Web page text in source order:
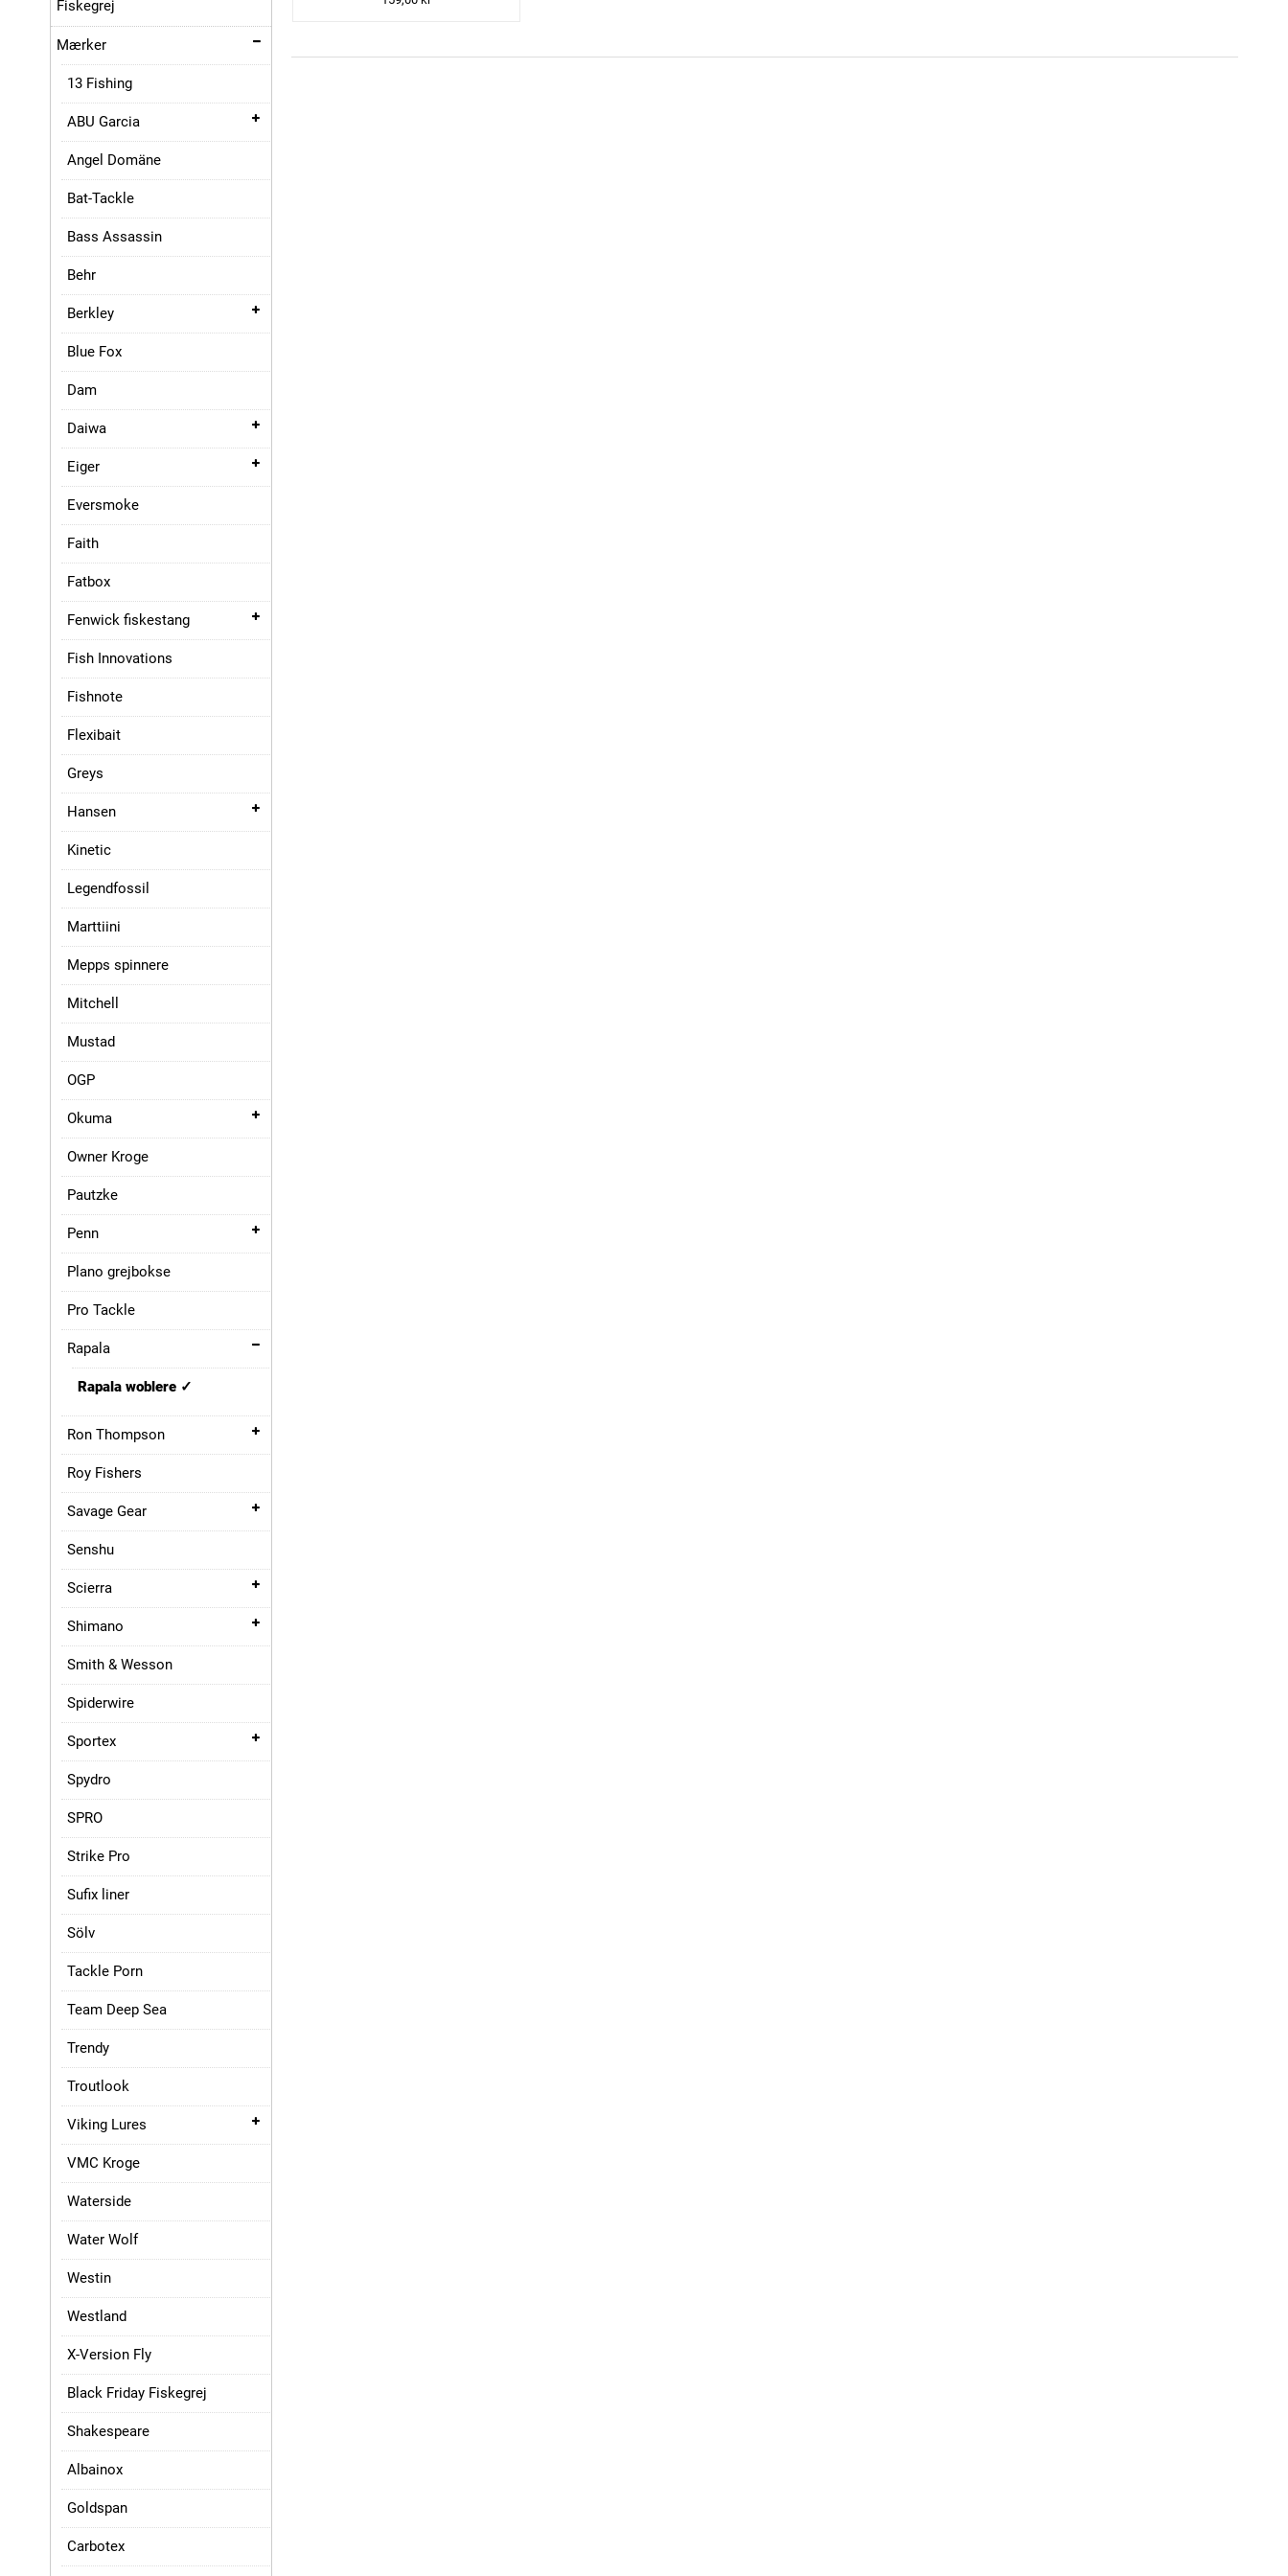
Fiskegrej
Mærker
13 Fishing
ABU Garcia
Angel Domäne
Bat-Tackle
Bass Assassin
Behr
Berkley
Blue Fox
Dam
Daiwa
Eiger
Eversmoke
Faith
Fatbox
Fenwick fiskestang
Fish Innovations
Fishnote
Flexibait
Greys
Hansen
Kinetic
Legendfossil
Marttiini
Mepps spinnere
Mitchell
Mustad
OGP
Okuma
Owner Kroge
Pautzke
Penn
Plano grejbokse
Pro Tackle
Rapala
Rapala woblere
Ron Thompson
Roy Fishers
Savage Gear
Senshu
Scierra
Shimano
Smith & Wesson
Spiderwire
Sportex
Spydro
SPRO
Strike Pro
Sufix liner
Sölv
Tackle Porn
Team Deep Sea
Trendy
Troutlook
Viking Lures
VMC Kroge
Waterside
Water Wolf
Westin
Westland
X-Version Fly
Black Friday Fiskegrej
Shakespeare
Albainox
Goldspan
Carbotex